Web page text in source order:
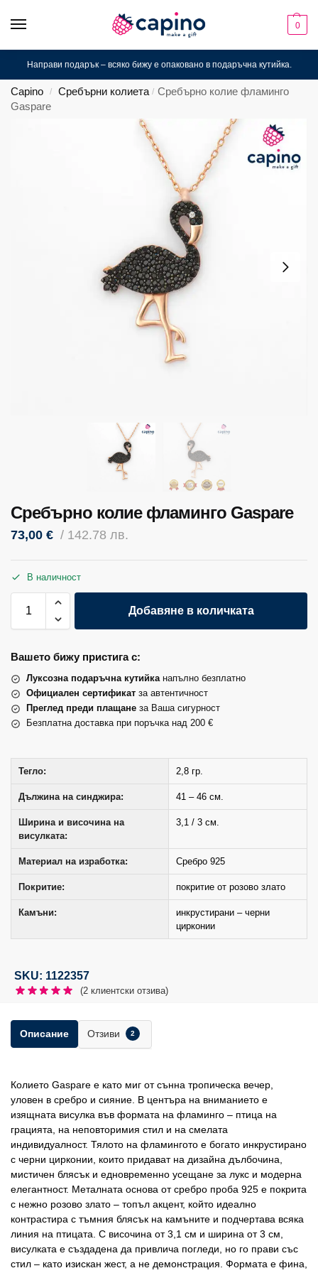
0
Направи подарък – всяко бижу е опаковано в подаръчна кутийка.
Capino / Сребърни колиета / Сребърно колие фламинго
Gaspare
Сребърно колие фламинго Gaspare
73,00 € / 142.78 лв.
В наличност
Добавяне в количката
Вашето бижу пристига с:
Луксозна подаръчна кутийканапълно безплатно
Официален сертификат за автентичност
Преглед преди плащане за Ваша сигурност
Безплатна доставка при поръчка над 200 €
Тегло: 2,8 гр.
Дължина на синджира: 41 – 46 см.
Ширина и височина на
висулката:
3,1 / 3 см.
Материал на изработка: Сребро 925
Покритие: покритие от розово злато
Камъни:
инкрустирани – черни
цирконии
SKU: 1122357
(2 клиентски отзива)
Описание Отзиви 2
Колието Gaspare е като миг от сънна тропическа вечер,
уловен в сребро и сияние. В центъра на вниманието е
изящната висулка във формата на фламинго – птица на
грацията, на неповторимия стил и на смелата
индивидуалност. Тялото на фламингото е богато инкрустирано
с черни цирконии, които придават на дизайна дълбочина,
мистичен блясък и едновременно усещане за лукс и модерна
елегантност. Металната основа от сребро проба 925 е покрита
с нежно розово злато – топъл акцент, който идеално
контрастира с тъмния блясък на камъните и подчертава всяка
линия на птицата. С височина от 3,1 см и ширина от 3 см,
висулката е създадена да привлича погледи, но го прави със
стил – като изискан жест, а не демонстрация. Формата е фина,